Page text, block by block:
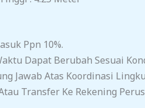
Ppn 10%.
Dapat Berubah Sesuai
Jawab Atas Koordinasi
Transfer Ke Rekening